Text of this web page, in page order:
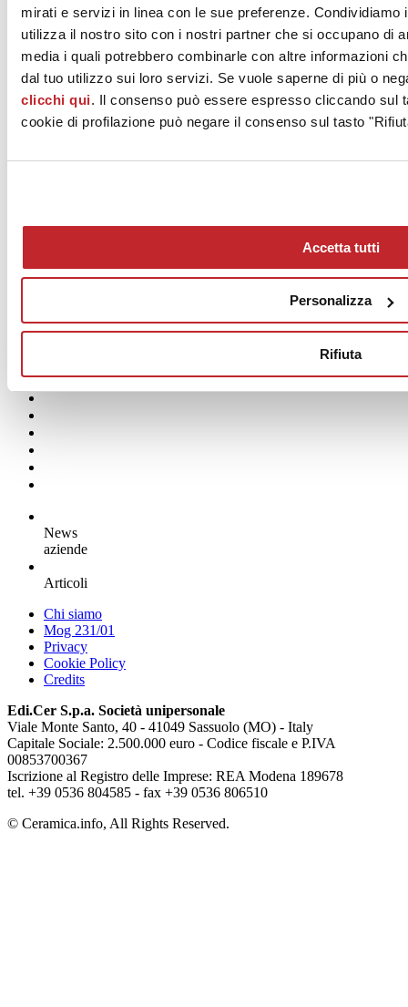
mirati e servizi in linea con le sue preferenze.
utilizza il nostro sito con i nostri partner che si occupano di
media i quali potrebbero combinarle con altre informazioni
dal tuo utilizzo sui loro servizi. Se vuole saperne di più o
clicchi qui. Il consenso può essere espresso cliccando sul
cookie di profilazione può negare il consenso sul tasto
Accetta tutti
Personalizza
Rifiuta
News
aziende
Articoli
Chi siamo
Mog 231/01
Privacy
Cookie Policy
Credits
Edi.Cer S.p.a. Società unipersonale
Viale Monte Santo, 40 - 41049 Sassuolo (MO) - Italy
Capitale Sociale: 2.500.000 euro - Codice fiscale e P.IVA
00853700367
Iscrizione al Registro delle Imprese: REA Modena 189678
tel. +39 0536 804585 - fax +39 0536 806510
© Ceramica.info, All Rights Reserved.